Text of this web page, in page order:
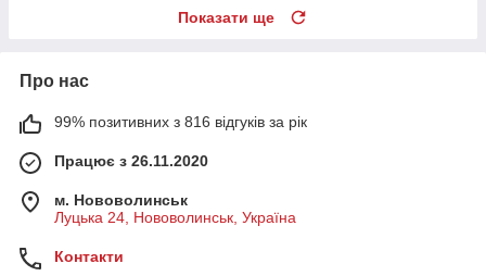
Показати ще
Про нас
99% позитивних з 816 відгуків за рік
Працює з 26.11.2020
м. Нововолинськ
Луцька 24, Нововолинськ, Україна
Контакти